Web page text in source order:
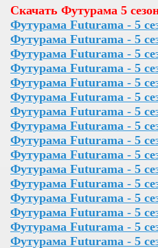
Скачать Футурама 5
Футурама Futurama - 5
Футурама Futurama - 5
Футурама Futurama - 5
Футурама Futurama - 5
Футурама Futurama - 5
Футурама Futurama - 5
Футурама Futurama - 5
Футурама Futurama - 5
Футурама Futurama - 5
Футурама Futurama - 5
Футурама Futurama - 5
Футурама Futurama - 5
Футурама Futurama - 5
Футурама Futurama - 5
Футурама Futurama - 5
Футурама Futurama - 5